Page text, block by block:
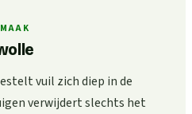
vuil zich diep in de
verwijdert slechts het